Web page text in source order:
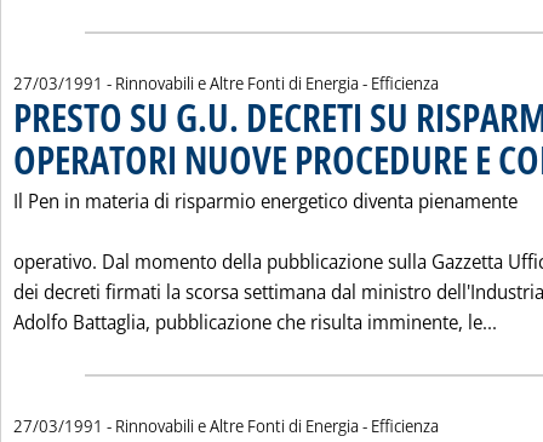
27/03/1991 - Rinnovabili e Altre Fonti di Energia - Efficienza
PRESTO SU G.U. DECRETI SU
OPERATORI NUOVE PROCEDURE E
Il Pen in materia di risparmio energetico diventa pienamente
operativo. Dal momento della pubblicazione sulla Gazzetta
dei decreti firmati la scorsa settimana dal ministro
Adolfo Battaglia, pubblicazione che risulta imminente, le...
27/03/1991 - Rinnovabili e Altre Fonti di Energia - Efficienza